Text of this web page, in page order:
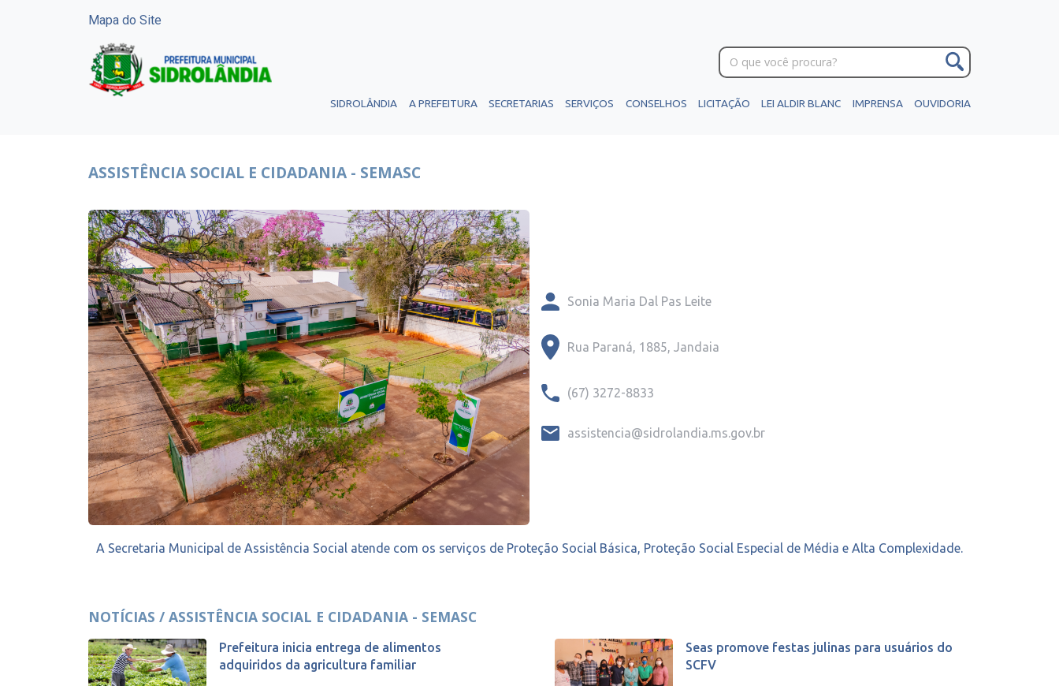
Mapa do Site
SIDROLÂNDIA A PREFEITURA SECRETARIAS SERVIÇOS CONSELHOS LICITAÇÃO LEI ALDIR BLANC IMPRENSA OUVIDORIA
ASSISTÊNCIA SOCIAL E CIDADANIA - SEMASC
Sonia Maria Dal Pas Leite
Rua Paraná, 1885, Jandaia
(67) 3272-8833
assistencia@sidrolandia.ms.gov.br
A Secretaria Municipal de Assistência Social atende com os serviços de Proteção Social Básica, Proteção Social Especial de Média e Alta Complexidade.
NOTÍCIAS / ASSISTÊNCIA SOCIAL E CIDADANIA - SEMASC
Prefeitura inicia entrega de alimentos
adquiridos da agricultura familiar
Seas promove festas julinas para usuários do
SCFV